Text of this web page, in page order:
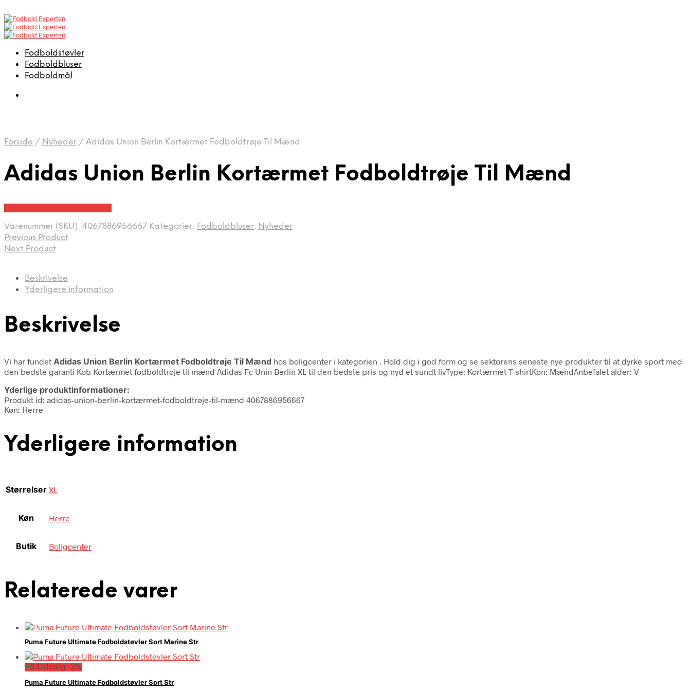
Fodboldstøvler
Fodboldbluser
Fodboldmål
Forside / Nyheder / Adidas Union Berlin Kortærmet Fodboldtrøje Til Mænd
Adidas Union Berlin Kortærmet Fodboldtrøje Til Mænd
Varenummer (SKU): 4067886956667 Kategorier: Fodboldbluser, Nyheder
Previous Product
Next Product
Beskrivelse
Yderligere information
Beskrivelse
Vi har fundet Adidas Union Berlin Kortærmet Fodboldtrøje Til Mænd hos boligcenter i kategorien
. Hold dig i god form og se sektorens seneste nye produkter til at dyrke sport med
den bedste garanti Køb Kortærmet fodboldtrøje til mænd Adidas Fc Unin Berlin XL til den bedste pris og nyd et sundt livType: Kortærmet T-shirtKøn: MændAnbefalet alder: V
Yderlige produktinformationer:
Produkt id: adidas-union-berlin-kortærmet-fodboldtrøje-til-mænd 4067886956667
Køn: Herre
Yderligere information
Størrelser XL
Køn Herre
Butik Boligcenter
Relaterede varer
Puma Future Ultimate Fodboldstøvler Sort Marine Str
På Udsalg! 2%
Puma Future Ultimate Fodboldstøvler Sort Str